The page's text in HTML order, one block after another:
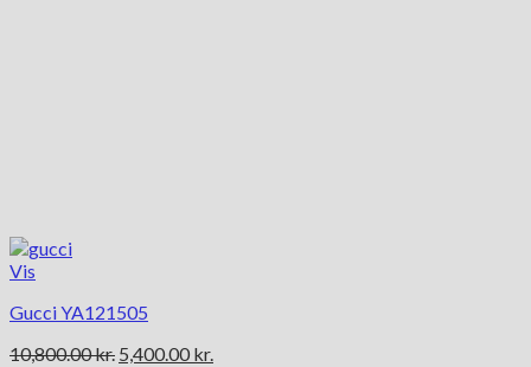
Vis
Gucci YA121505
10,800.00kr. Den
5,400.00 kr.